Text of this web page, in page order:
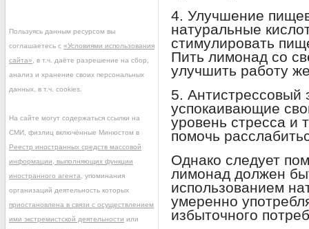
4. Улучшение
натуральные
стимулировать
Пить лимонад со
улучшить работу
5.
успокаивающие
уровень стресса и
помочь
Однако следует
лимонад должен
использованием
умеренно
избыточного
Пользуясь данным ресурсом вы
соглашаетесь с «Условиями использования
сайта» , в т.ч. даёте разрешение на сбор,
анализ и хранение своих персональных
данных, в т.ч. cookies.
На сайте могут содержаться ссылки на
СМИ, физлиц включённые Минюстом в
Реестр иностранных средств массовой
информации, выполняющих функции
иностранного агента , упоминания
организаций деятельность которых
приостановлена в связи с осуществлением
ими экстремистской деятельности или